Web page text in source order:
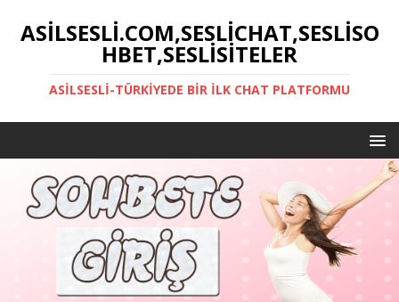
ASILSESLI.COM,SESLICHAT,SESLISO
HBET,SESLISITELER
ASILSESLI-TÜRKIYEDE BIR İLK CHAT PLATFORMU